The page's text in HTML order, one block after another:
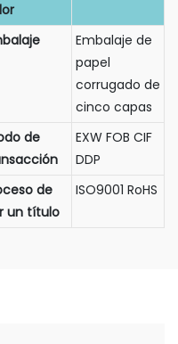
Embalaje de
papel
corrugado de
cinco capas
de
EXW FOB CIF
DDP
de
un título
ISO9001 RoHS